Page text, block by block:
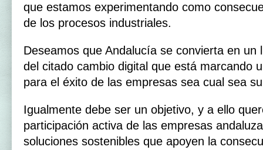
que estamos experimentando como
de los procesos industriales.
Deseamos que Andalucía se convierta en un
del citado cambio digital que está marcando
para el éxito de las empresas sea cual sea
Igualmente debe ser un objetivo, y a ello
participación activa de las empresas
soluciones sostenibles que apoyen la